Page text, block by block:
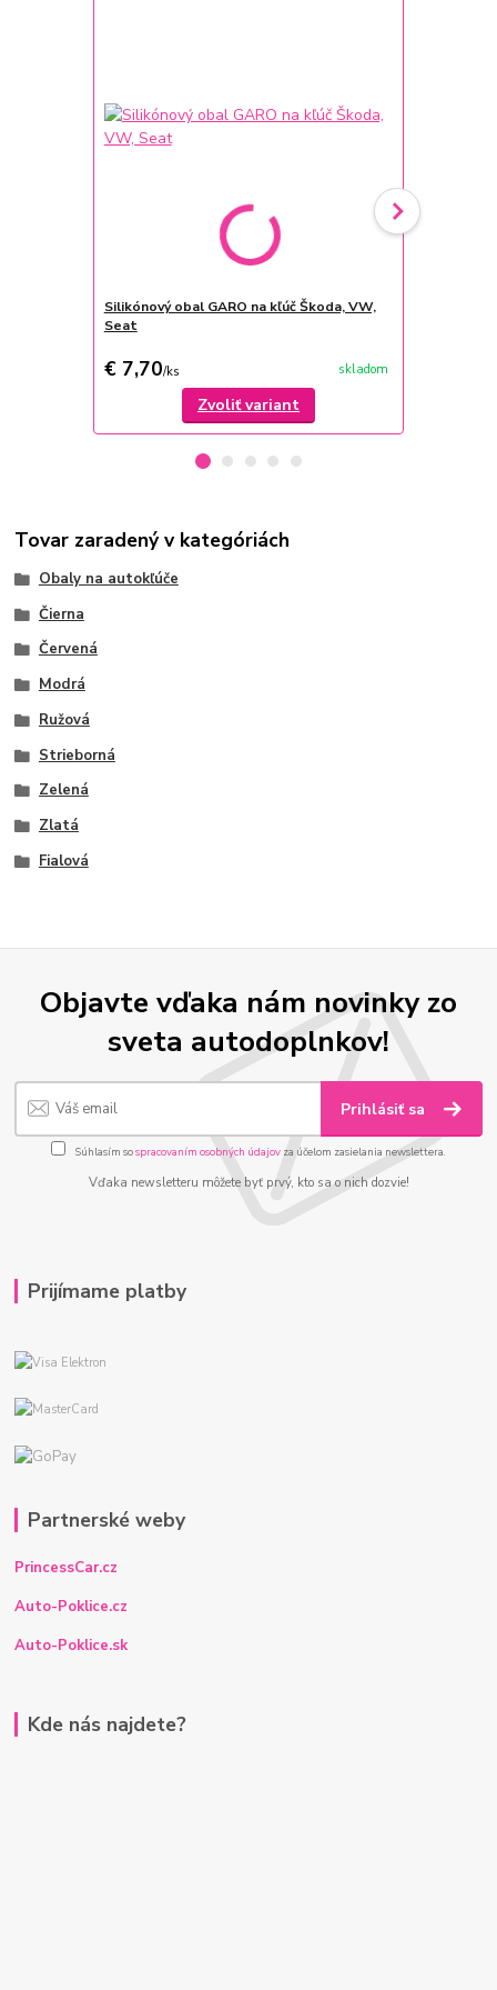
Silikónový obal GARO na kľúč Škoda, VW,
Seat
€ 7,70/ks skladom
Zvoliť variant
Tovar zaradený v kategóriách
Obaly na autokľúče
Čierna
Červená
Modrá
Ružová
Strieborná
Zelená
Zlatá
Fialová
Objavte vďaka nám novinky zo
sveta autodoplnkov!
Prihlásiť sa
Súhlasím sospracovaním osobných údajov za účelom zasielania newslettera.
Vďaka newsletteru môžete byť prvý, kto sa o nich dozvie!
Prijímame platby
Partnerské weby
PrincessCar.cz
Auto-Poklice.cz
Auto-Poklice.sk
Kde nás najdete?